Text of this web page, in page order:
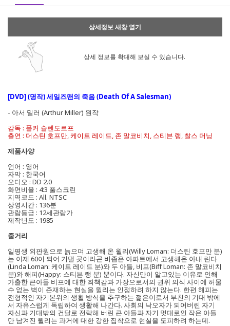
상세정보 새창 열기
상세 정보를 확대해 보실 수 있습니다.
[DVD](명작) 세일즈맨의 죽음 (Death Of A Salesman)
- 아서 밀러 (Arthur Miller) 원작
감독 : 폴커 슐렌도르프
출연 : 더스틴 호프만, 케이트 레이드, 존 말코비치, 스티븐 랭, 찰스 더닝
제품사양
언어 : 영어
자막 : 한국어
오디오 : DD 2.0
화면비율 : 4:3 풀스크린
지역코드 : All. NTSC
상영시간 : 136분
관람등급 : 12세관람가
제작년도 : 1985
줄거리
일평생 외판원으로 늙으며 고생해 온 윌리(Willy Loman: 더스틴 호프만 분)
는 이제 60이 되어 기댈 곳이라곤 비좁은 아파트에서 고생해온 아내 린다
(Linda Loman: 케이트 레이드 분)와 두 아들, 비프(Biff Loman: 존 말코비치
분)와 해피(Happy: 스티븐 랭 분) 뿐이다. 자신만이 알고있는 이유로 인해
가출한 큰아들 비프에 대한 죄책감과 가장으로서의 권위 의식 사이에 허물
수 없는 벽이 존재하는 현실을 윌리는 인정하려 하지 않는다. 한편 해피는
전형적인 자기본위의 생활 방식을 추구하는 젊은이로서 부친의 기대 밖에
서 자유스럽게 독립하여 생활해 나간다. 사회의 낙오자가 되어버린 자기
자신과 기대밖의 건달로 전락해 버린 큰 아들과 자기 멋대로인 작은 아들
만 남겨진 윌리는 과거에 대한 강한 집착으로 현실을 도피하려 하는데.